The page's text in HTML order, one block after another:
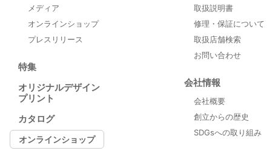
メディア
オンラインショップ
プレスリリース
特集
オリジナルデザイン
プリント
カタログ
オンラインショップ
取扱説明書
修理・保証について
取扱店舗検索
お問い合わせ
会社情報
会社概要
創立からの歴史
SDGsへの取り組み